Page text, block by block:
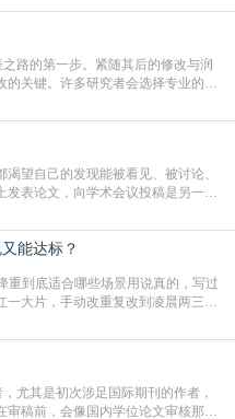
都需要精心的策略与扎实的工作。本
文章”。一、精准定位是成功的第
路的第一步。紧随其后的修改与润
关键。许多研究者会选择专业的语
解。如何系统、高效地打磨自己的论
的要求，是每位研究者值得投入学
大家介
望自己的发现能被看见、被讨论、
表论文，向学术会议投稿是另一个
会网络。本篇AEIC学术交流中心小编
研究成果的传播与反馈学术会议通
长的
能达标？
重到底适合哪些场景用说真的，写过
一大片，手动改重复改到凌晨两三
草，选对工具，半天就能搞定你两
重，但如果你符合下面这些场景，
尤其是初次涉足国际期刊的作者，
审稿前，会像国内学位论文审核那